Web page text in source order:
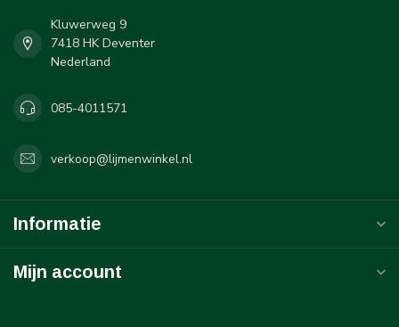
Kluwerweg 9
7418 HK Deventer
Nederland
085-4011571
verkoop@lijmenwinkel.nl
Informatie
Mijn account